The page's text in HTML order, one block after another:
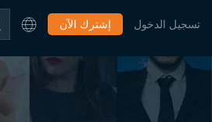
إشترك الآن تسجيل الدخول